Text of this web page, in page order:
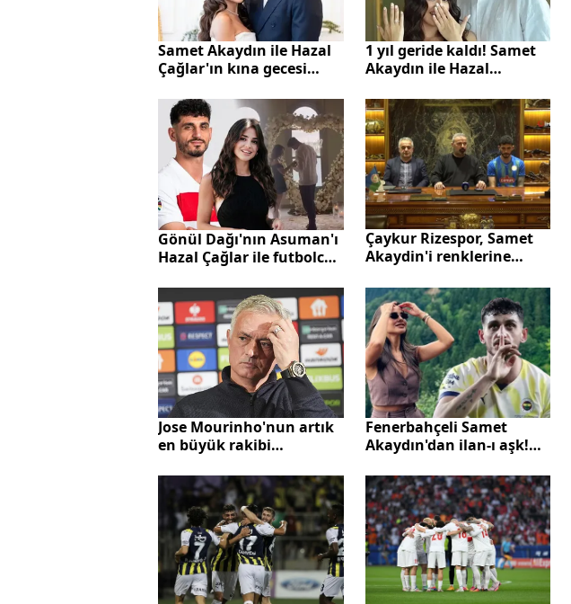
Samet Akaydın ile Hazal
Çağlar'ın kına gecesi
1 yıl geride kaldı! Samet
Akaydın ile Hazal
paylaşım!
Gönül Dağı'nın Asuman'ı
Hazal Çağlar ile futbolcu
Çaykur Rizespor, Samet
Akaydin'i renklerine
Jose Mourinho'nun artık
en büyük rakibi
Bilbao sonrası ağır
eleştiri
Fenerbahçeli Samet
Akaydın'dan ilan-ı aşk!
Asuman'ıyla birlikte...